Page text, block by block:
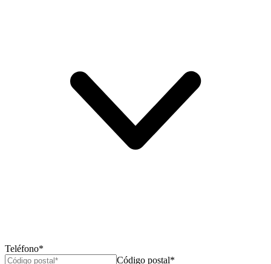
Teléfono*
Código postal*